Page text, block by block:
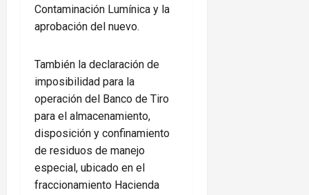
Contaminación Lumínica y la
aprobación del nuevo.
También la declaración de
imposibilidad para la
operación del Banco de Tiro
para el almacenamiento,
disposición y confinamiento
de residuos de manejo
especial, ubicado en el
fraccionamiento Hacienda